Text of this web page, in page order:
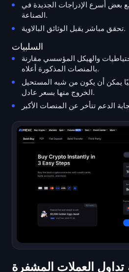
أصل مع بعض أسرع الإدراجات الجديدة في
الصناعة.
تحقق مباشر يقبل الوثائق البالاوية.
السلبيات
والهيكل المؤسسي مقارنة
بالمنصات المذكورة أعلاه.
يمكن أن يكون من شبه المستحيل
الخروج منها بسعر عادل.
العملات المشفرة